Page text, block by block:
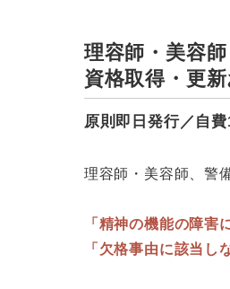
理容師・美容
資格取得・更
原則即日発行／自費
理容師・美容師、警
「精神の機能の障害
「欠格事由に該当し